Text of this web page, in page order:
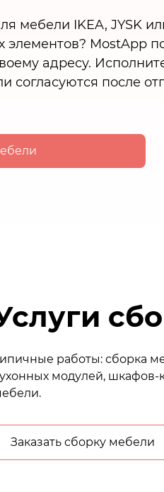
мебели IKEA, JYSK
элементов? MostApp
адресу.
согласуются после
работы: сборка
модулей, шкафов-
Заказать сборку мебели